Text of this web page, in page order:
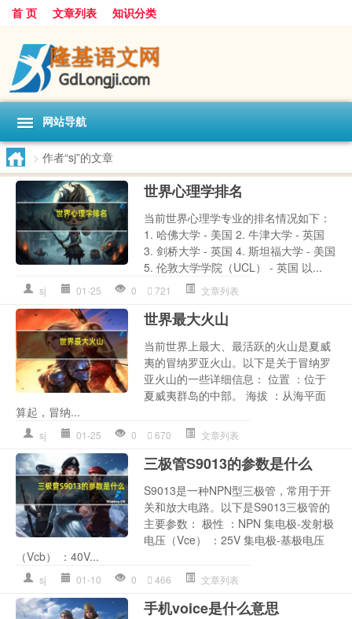
首 页 文章列表 知识分类
网站导航
> 作者“sj”的文章
世界心理学排名
当前世界心理学专业的排名情况如下：
1. 哈佛大学 - 美国 2. 牛津大学 - 英国
3. 剑桥大学 - 英国 4. 斯坦福大学 - 美国
5. 伦敦大学学院（UCL） - 英国 以...
sj 01-25 0 721 文章列表
世界最大火山
当前世界上最大、最活跃的火山是夏威
夷的冒纳罗亚火山。以下是关于冒纳罗
亚火山的一些详细信息： 位置 ：位于
夏威夷群岛的中部。 海拔 ：从海平面
算起，冒纳...
sj 01-25 0 670 文章列表
三极管S9013的参数是什么
S9013是一种NPN型三极管，常用于开
关和放大电路。以下是S9013三极管的
主要参数： 极性 ：NPN 集电极-发射极
电压（Vce） ：25V 集电极-基极电压
（Vcb） ：40V...
sj 01-10 0 466 文章列表
手机voice是什么意思